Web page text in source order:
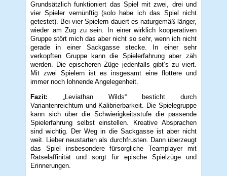
Grundsätzlich funktioniert das Spiel mit zwei, drei und
vier Spieler vernünftig (solo habe ich das Spiel nicht
getestet). Bei vier Spielern dauert es naturgemäß länger,
wieder am Zug zu sein. In einer wirklich kooperativen
Gruppe stört mich das aber nicht so sehr, wenn ich nicht
gerade in einer Sackgasse stecke. In einer sehr
verkopften Gruppe kann die Spielerfahrung aber zäh
werden. Die epischeren Züge jedenfalls gibt’s zu viert.
Mit zwei Spielern ist es insgesamt eine flottere und
immer noch lohnende Angelegenheit.
Fazit: „Leviathan Wilds“ besticht durch
Variantenreichtum und Kalibrierbarkeit. Die Spielegruppe
kann sich über die Schwierigkeitsstufe die passende
Spielerfahrung selbst einstellen. Kreative Absprachen
sind wichtig. Der Weg in die Sackgasse ist aber nicht
weit. Lieber neustarten als durchfrusten. Dann überzeugt
das Spiel insbesondere fürsorgliche Teamplayer mit
Rätselaffinität und sorgt für epische Spielzüge und
Erinnerungen.